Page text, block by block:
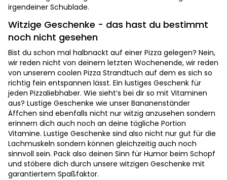
irgendeiner Schublade.
Witzige Geschenke - das hast du bestimmt
noch nicht gesehen
Bist du schon mal halbnackt auf einer Pizza gelegen? Nein,
wir reden nicht von deinem letzten Wochenende, wir reden
von unserem coolen Pizza Strandtuch auf dem es sich so
richtig fein entspannen lässt. Ein lustiges Geschenk für
jeden Pizzaliebhaber. Wie sieht’s bei dir so mit Vitaminen
aus? Lustige Geschenke wie unser Bananenständer
Äffchen sind ebenfalls nicht nur witzig anzusehen sondern
erinnern dich auch noch an deine tägliche Portion
Vitamine. Lustige Geschenke sind also nicht nur gut für die
Lachmuskeln sondern können gleichzeitig auch noch
sinnvoll sein. Pack also deinen Sinn für Humor beim Schopf
und stöbere dich durch unsere witzigen Geschenke mit
garantiertem Spaßfaktor.